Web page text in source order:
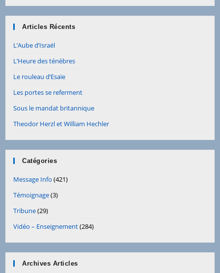
Articles Récents
L’Aube d’Israël
L’Heure des ténèbres
Le rouleau d’Esaïe
Les portes se referment
Sous le mandat britannique
Theodor Herzl et William Hechler
Catégories
Message Info (421)
Témoignage(3)
Tribune(29)
Vidéo – Enseignement(284)
Archives Articles